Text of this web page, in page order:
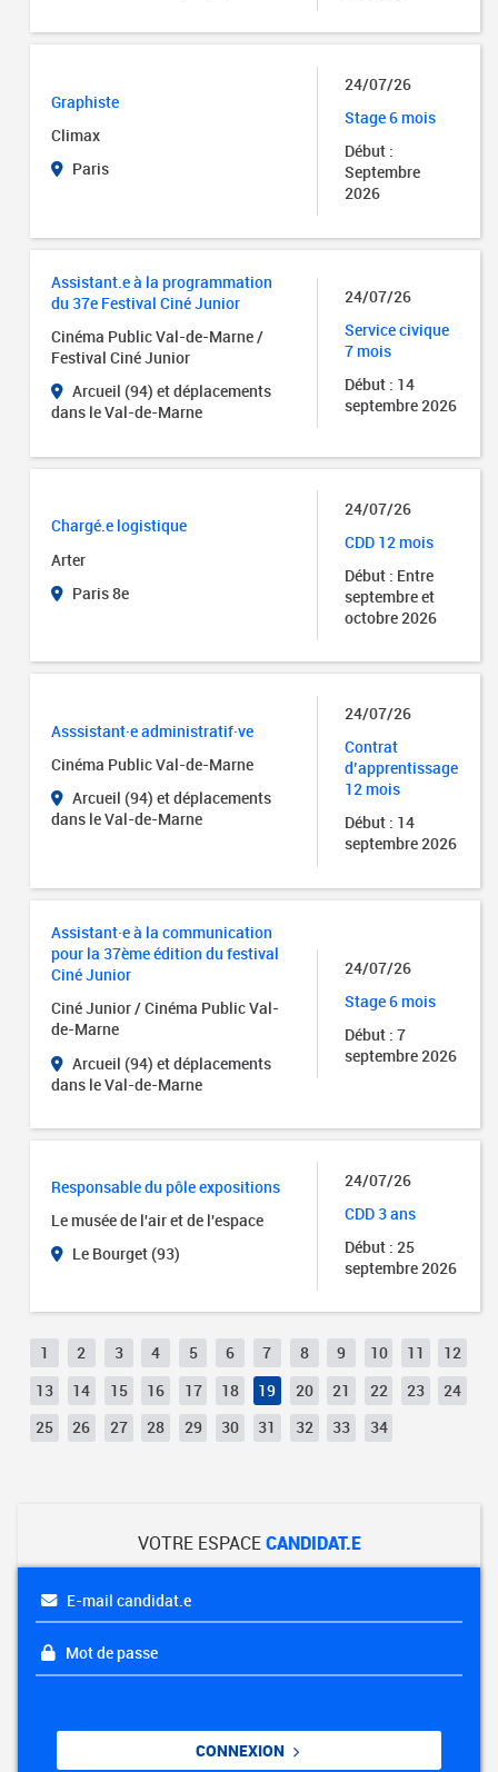
Graphiste
Climax
Paris
24/07/26
Stage 6 mois
Début :
Septembre
2026
Assistant.e à la programmation
du 37e Festival Ciné Junior
Cinéma Public Val-de-Marne /
Festival Ciné Junior
Arcueil (94) et déplacements
dans le Val-de-Marne
24/07/26
Service civique
7 mois
Début : 14
septembre 2026
Chargé.e logistique
Arter
Paris 8e
24/07/26
CDD 12 mois
Début : Entre
septembre et
octobre 2026
Asssistant·e administratif·ve
Cinéma Public Val-de-Marne
Arcueil (94) et déplacements
dans le Val-de-Marne
24/07/26
Contrat
d’apprentissage
12 mois
Début : 14
septembre 2026
Assistant·e à la communication
pour la 37ème édition du festival
Ciné Junior
Ciné Junior / Cinéma Public Val-
de-Marne
Arcueil (94) et déplacements
dans le Val-de-Marne
24/07/26
Stage 6 mois
Début : 7
septembre 2026
Responsable du pôle expositions
Le musée de l'air et de l'espace
Le Bourget (93)
24/07/26
CDD 3 ans
Début : 25
septembre 2026
1 2 3 4 5 6 7 8 9 10 11
12
13
14 15 16 17 18 19 20 21 22 23
24
25
26 27 28 29 30 31 32 33 34
VOTRE ESPACECANDIDAT.E
E-mail candidat.e
Mot de passe
CONNEXION